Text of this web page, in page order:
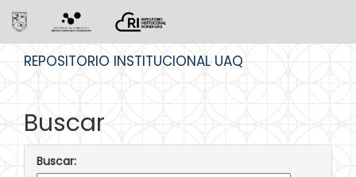
REPOSITORIO INSTITUCIONAL UAQ
Buscar
Buscar: